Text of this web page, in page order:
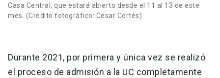
Casa Central, que estará abierto desde el 11 al 13 de este
mes. (Crédito fotográfico: César Cortés)
Durante 2021, por primera y única vez se realizó
el proceso de admisión a la UC completamente